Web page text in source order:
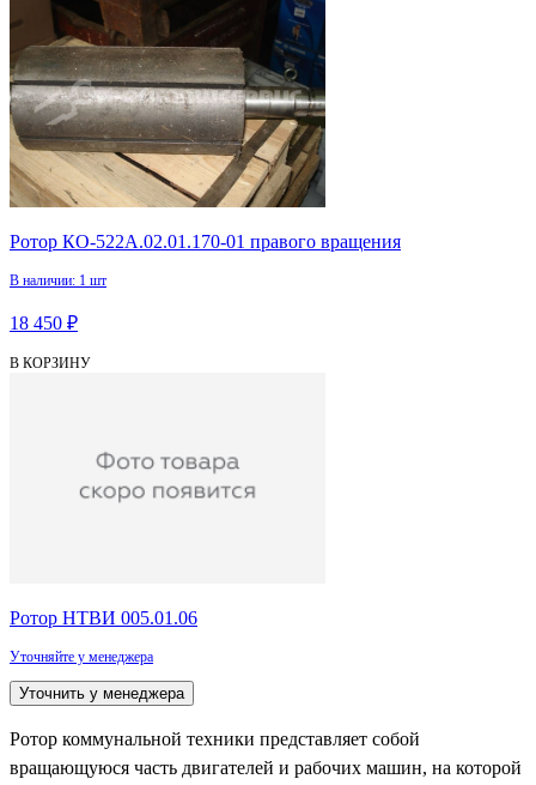
Ротор КО-522А.02.01.170-01 правого вращения
В наличии: 1 шт
18 450 ₽
В КОРЗИНУ
Ротор НТВИ 005.01.06
Уточняйте у менеджера
Уточнить у менеджера
Ротор коммунальной техники представляет собой
вращающуюся часть двигателей и рабочих машин, на которой